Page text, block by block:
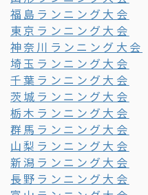
福島ランニング大会
東京ランニング大会
神奈川ランニング大会
埼玉ランニング大会
千葉ランニング大会
茨城ランニング大会
栃木ランニング大会
群馬ランニング大会
山梨ランニング大会
新潟ランニング大会
長野ランニング大会